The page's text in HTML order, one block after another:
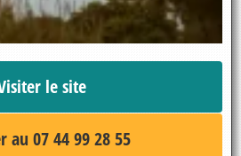
le site
au 07 44 99 28 55